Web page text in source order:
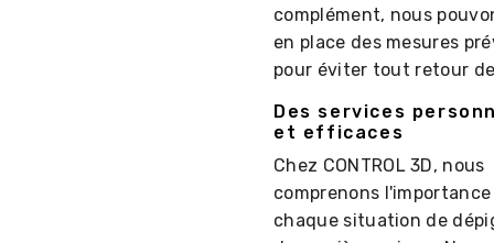
complément, nous
en place des mesures
pour éviter tout retour
Des services
et efficaces
Chez CONTROL 3D, nous
comprenons
chaque situation de